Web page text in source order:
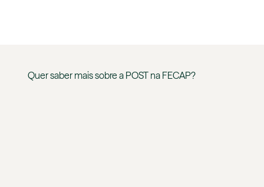
Quer saber mais sobre a POST na FECAP?